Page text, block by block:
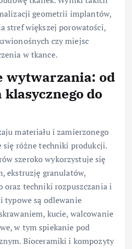
geometrii implantów,
stref większej porowatości,
czy miejsc
w tkance.
wytwarzania: od
do
materiału i zamierzonego
się różne techniki produkcji.
szeroko wykorzystuje się
ekstruzję granulatów,
oraz techniki rozpuszczania i
typowe są odlewanie
kucie, walcowanie
w tym spiekanie pod
Bioceramiki i kompozyty